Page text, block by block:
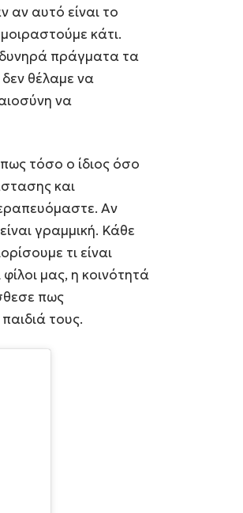
αν αυτό είναι το
κάτι.
πράγματα τα
θέλαμε να
να
τόσο ο ίδιος όσο
και
Αν
γραμμική. Κάθε
τι είναι
μας, η κοινότητά
πως
τους.